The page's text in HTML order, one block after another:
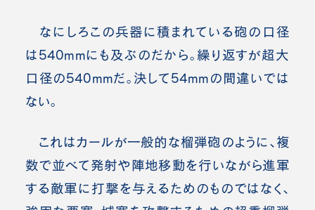
なにしろこの兵器に積まれている砲の口径
は540mmにも及ぶのだから。繰り返すが超大
口径の540mmだ。決して54mmの間違いでは
ない。
これはカールが一般的な榴弾砲のように、複
数で並べて発射や陣地移動を行いながら進軍
する敵軍に打撃を与えるためのものではなく、